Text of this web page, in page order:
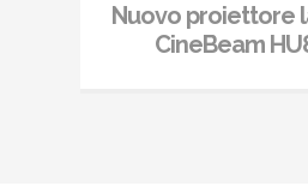
Nuovo proiettore
CineBeam